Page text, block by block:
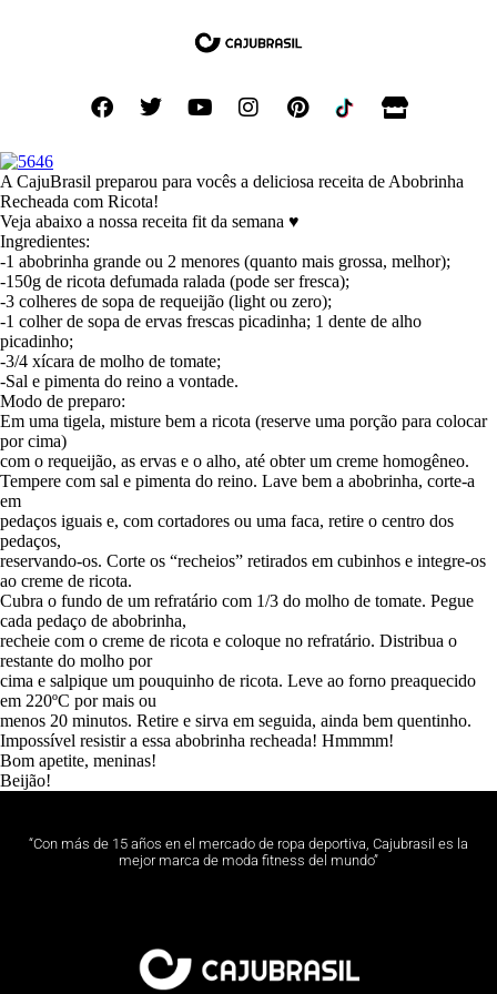
A CajuBrasil preparou para vocês a deliciosa receita de Abobrinha
Recheada com Ricota!
Veja abaixo a nossa receita fit da semana ♥
Ingredientes:
-1 abobrinha grande ou 2 menores (quanto mais grossa, melhor);
-150g de ricota defumada ralada (pode ser fresca);
-3 colheres de sopa de requeijão (light ou zero);
-1 colher de sopa de ervas frescas picadinha; 1 dente de alho
picadinho;
-3/4 xícara de molho de tomate;
-Sal e pimenta do reino a vontade.
Modo de preparo:
Em uma tigela, misture bem a ricota (reserve uma porção para colocar
por cima)
com o requeijão, as ervas e o alho, até obter um creme homogêneo.
Tempere com sal e pimenta do reino. Lave bem a abobrinha, corte-a
em
pedaços iguais e, com cortadores ou uma faca, retire o centro dos
pedaços,
reservando-os. Corte os “recheios” retirados em cubinhos e integre-os
ao creme de ricota.
Cubra o fundo de um refratário com 1/3 do molho de tomate. Pegue
cada pedaço de abobrinha,
recheie com o creme de ricota e coloque no refratário. Distribua o
restante do molho por
cima e salpique um pouquinho de ricota. Leve ao forno preaquecido
em 220ºC por mais ou
menos 20 minutos. Retire e sirva em seguida, ainda bem quentinho.
Impossível resistir a essa abobrinha recheada! Hmmmm!
Bom apetite, meninas!
Beijão!
“Con más de 15 años en el mercado de ropa deportiva, Cajubrasil es la
mejor marca de moda fitness del mundo”